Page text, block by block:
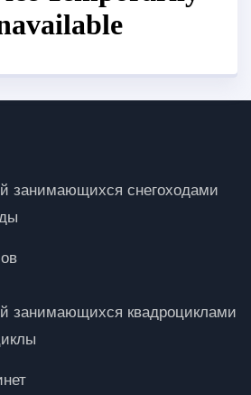
занимающихся снегоходами
занимающихся квадроциклами